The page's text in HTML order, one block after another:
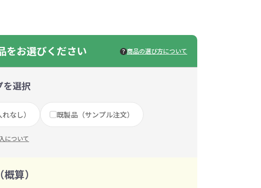
工具 その他
ボックスティッシュ ボトルティッシュ
照明 アロマ・フレグランス
カトラリー コースター
防災セット ホイッスル
美容・健康グッズ
ミラー マスク
ウェットティッシュ・ティ
除菌液
手ぬぐい
トドア・レジャーグッズ
携帯トイレ
ライスレジン 生分解性素材
定番イベントセット 子供向け抽選会セット
秋のノベルティ 冬のノベルティ
をお選びください 商品の選び方について
を選択
なし） 既製品（サンプル注文）
について
算）